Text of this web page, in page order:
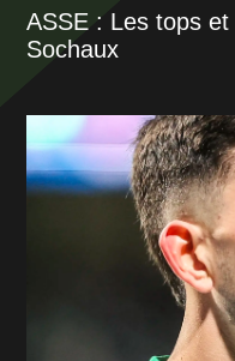
ASSE : Les tops
Sochaux